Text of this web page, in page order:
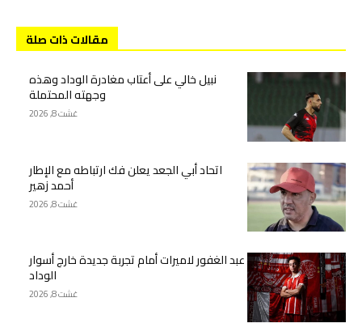
مقالات ذات صلة
نبيل خالي على أعتاب مغادرة الوداد وهذه
وجهته المحتملة
غشت 8, 2026
اتحاد أبي الجعد يعلن فك ارتباطه مع الإطار
أحمد زهير
غشت 8, 2026
عبد الغفور لاميرات أمام تجربة جديدة خارج أسوار
الوداد
غشت 8, 2026